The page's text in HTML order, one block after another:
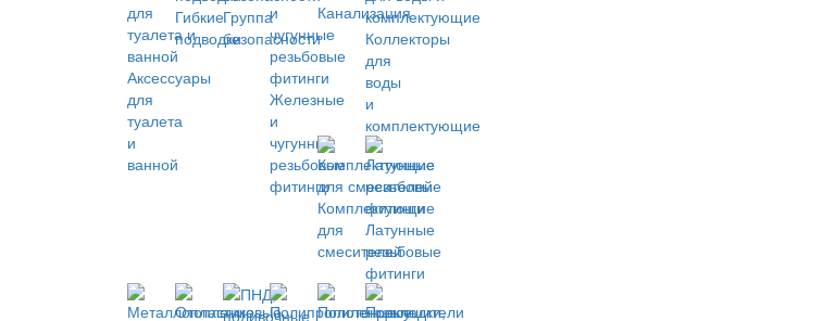
Аксессуары
для
туалета
и
ванной
Гибкие
подводки
Группа
безопасности
Железные
и
чугунные
резьбовые
фитинги
Канализация
Коллекторы
для
воды
и
комплектующие
Комплектующие
для
смесителей
Латунные
резьбовые
фитинги